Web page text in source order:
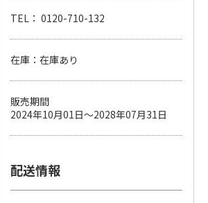
ペット線香 虹のか
なた フルーティフ
ローラルの香り
TEL： 0120-710-132
在庫：在庫あり
販売期間
2024年10月01日～2028年07月31日
配送情報